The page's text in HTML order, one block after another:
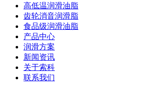
高低温润滑油脂
齿轮消音润滑脂
食品级润滑油脂
产品中心
润滑方案
新闻资讯
关于索科
联系我们